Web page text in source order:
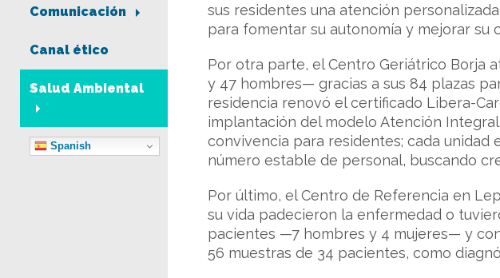
Comunicación
Canal ético
Salud Ambiental
Spanish
sus residentes una atención
para fomentar su autonomía y mejorar su
Por otra parte, el Centro Geriátrico Borja
y 47 hombres— gracias a sus 84 plazas
residencia renovó el certificado Libera-
implantación del modelo Atención
convivencia para residentes; cada
número estable de personal, buscando
Por último, el Centro de Referencia en
su vida padecieron la enfermedad o
pacientes —7 hombres y 4 mujeres— y
56 muestras de 34 pacientes, como